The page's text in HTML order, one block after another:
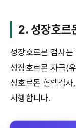
2. 성장호르
성장호르몬 검사
성장호르몬 자극(
성호르몬 혈액검
시행합니다.